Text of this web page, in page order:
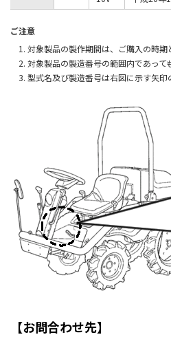
ご注意
対象製品の製作期間は、ご購入の時期
対象製品の製造番号の範囲内であって
型式名及び製造番号は右図に示す矢印
【お問合わせ先】